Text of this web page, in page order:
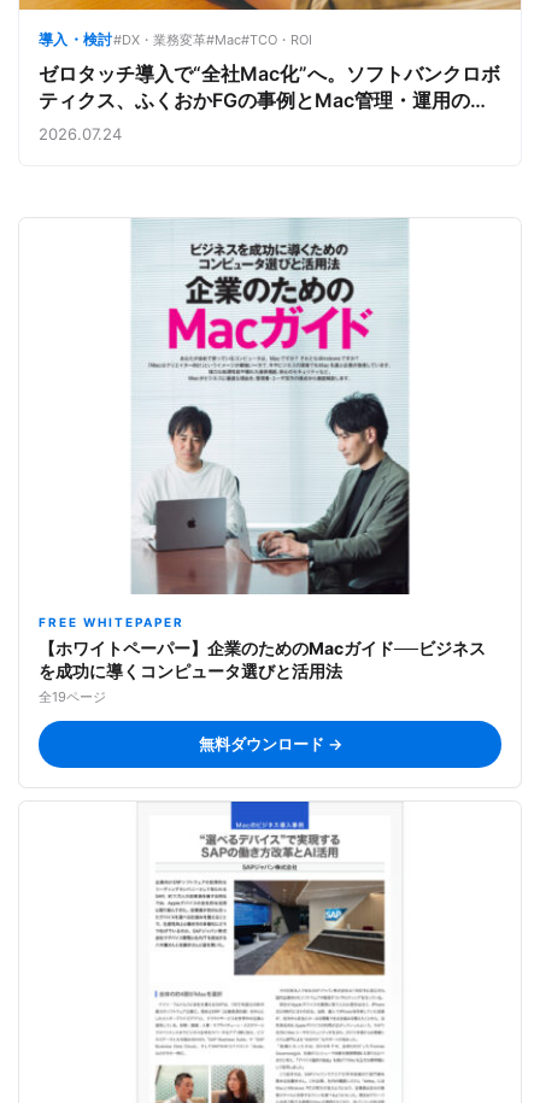
導入・検討#DX・業務変革#Mac#TCO・ROI
ゼロタッチ導入で“全社Mac化”へ。ソフトバンクロボ
ティクス、ふくおかFGの事例とMac管理・運用の強
み【今週のAppleビジネストレンド】
2026.07.24
FREE WHITEPAPER
【ホワイトペーパー】企業のためのMacガイド──ビジネス
を成功に導くコンピュータ選びと活用法
全19ページ
無料ダウンロード →